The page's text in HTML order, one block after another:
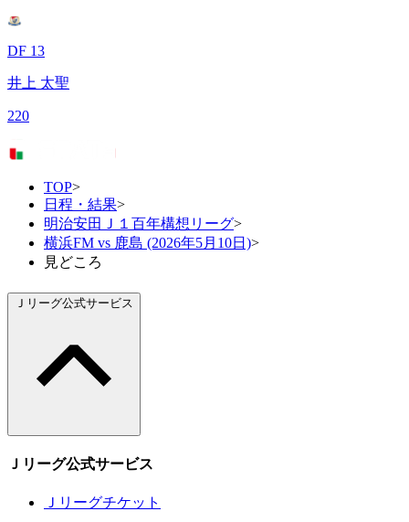
DF 13
井上 太聖
220
TOP>
日程・結果>
明治安田Ｊ１百年構想リーグ>
横浜FM vs 鹿島 (2026年5月10日)>
見どころ
Ｊリーグ公式サービス
Ｊリーグ公式サービス
Ｊリーグチケット